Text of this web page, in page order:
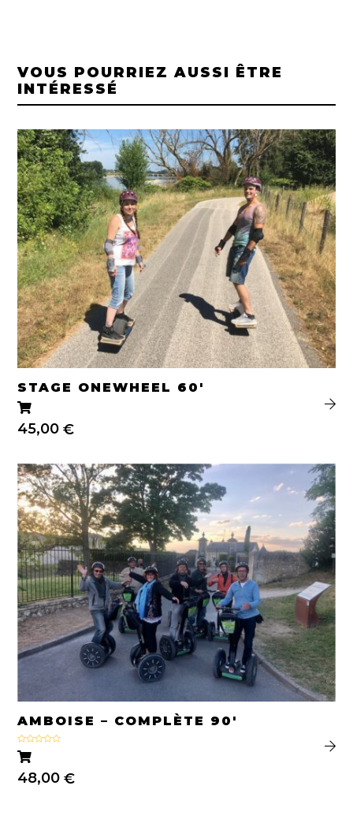
VOUS POURRIEZ AUSSI ÊTRE
INTÉRESSÉ
STAGE ONEWHEEL 60′
45,00€
AMBOISE – COMPLÈTE 90′
Note
sur 5
48,00€